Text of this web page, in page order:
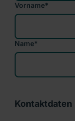
Vorname*
Name*
Kontaktdaten